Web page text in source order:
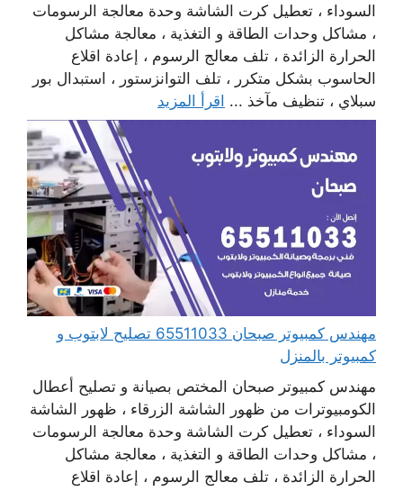
السوداء ، تعطيل كرت الشاشة وحدة معالجة الرسومات
، مشاكل وحدات الطاقة و التغذية ، معالجة مشاكل
الحرارة الزائدة ، تلف معالج الرسوم ، إعادة اقلاع
الحاسوب بشكل متكرر ، تلف التوانزستور ، استبدال بور
سبلاي ، تنظيف مآخذ ... اقرأ المزيد
مهندس كمبيوتر صبحان 65511033 تصليح لابتوب و
كمبيوتر بالمنزل
مهندس كمبيوتر صبحان المختص بصيانة و تصليح أعطال
الكومبيوترات من ظهور الشاشة الزرقاء ، ظهور الشاشة
السوداء ، تعطيل كرت الشاشة وحدة معالجة الرسومات
، مشاكل وحدات الطاقة و التغذية ، معالجة مشاكل
الحرارة الزائدة ، تلف معالج الرسوم ، إعادة اقلاع